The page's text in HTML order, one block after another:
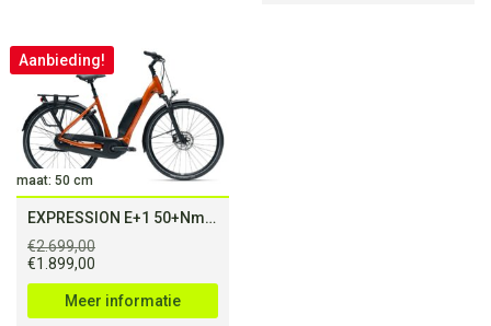
maat: 50 cm
Aanbieding!
EXPRESSION E+1 50+Nm (500Wh)
€2.699,00
Oorspronkelijke
prijs
€2.699,00.
€1.899,00
prijs
is:
€1.899,00.
Meer informatie